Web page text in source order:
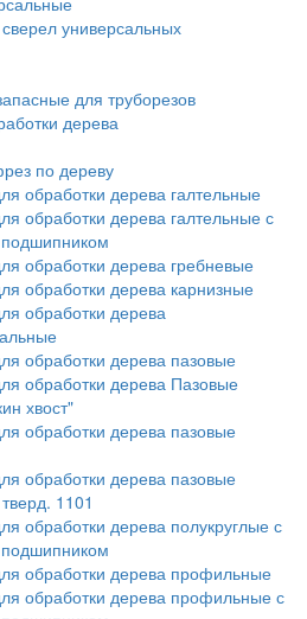
универсальных
для труборезов
дерева
по дереву
обработки дерева галтельные
обработки дерева галтельные с
обработки дерева гребневые
обработки дерева карнизные
обработки дерева
обработки дерева пазовые
обработки дерева Пазовые
хвост"
обработки дерева пазовые
обработки дерева пазовые
1101
обработки дерева полукруглые с
обработки дерева профильные
обработки дерева профильные с